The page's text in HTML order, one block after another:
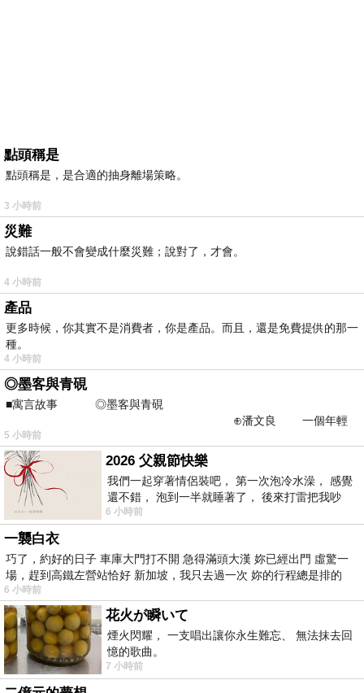
點頭稱是
點頭稱是，是合適的抽身離場策略。
3 小時前
災難
說錯話一般不會變成什麼災難；說對了，才會。
4 小時前
產品
更多時候，你其實不是消費者，你是產品。而且，還是免費提供的那一
種。
4 小時前
◎墨客與青硯
■寓言故事 ◎墨客與青硯
⊕潘文良 一個年輕
的墨客，在京城的古玩肆裡
5 小時前
2026 父親節快樂
我們一起穿著情侶裝吧， 第一次泡冷水澡， 感覺
還不錯， 泡到一半就睡著了， 後來打雷把我吵
醒， 手
6 小時前
一襲白衣
巧了，約好的日子 車庫大門打不開 急得滿頭大漢 妳已經出門 虛驚一
場，趕到高鐵左營站恰好 新加坡，我只去過一次 妳的行程總是排的
6 小時前
花火が瞬いて
煙火閃耀， 一支唱出讓你永生難忘、 無法抹去回
憶的歌曲。
7 小時前